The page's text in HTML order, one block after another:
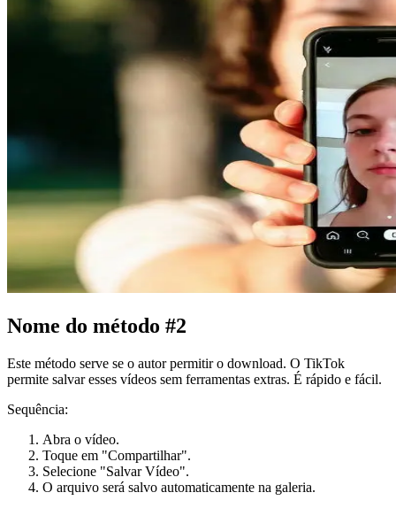
Nome do método #2
Este método serve se o autor permitir o download. O TikTok
permite salvar esses vídeos sem ferramentas extras. É rápido e fácil.
Sequência:
Abra o vídeo.
Toque em "Compartilhar".
Selecione "Salvar Vídeo".
O arquivo será salvo automaticamente na galeria.